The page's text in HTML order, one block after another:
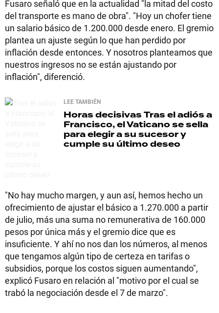
Fusaro señaló que en la actualidad "la mitad del costo
del transporte es mano de obra". "Hoy un chofer tiene
un salario básico de 1.200.000 desde enero. El gremio
plantea un ajuste según lo que han perdido por
inflación desde entonces. Y nosotros planteamos que
nuestros ingresos no se están ajustando por
inflación", diferenció.
LEE TAMBIÉN
Horas decisivas Tras el adiós a
Francisco, el Vaticano se sella
para elegir a su sucesor y
cumple su último deseo
"No hay mucho margen, y aun así, hemos hecho un
ofrecimiento de ajustar el básico a 1.270.000 a partir
de julio, más una suma no remunerativa de 160.000
pesos por única más y el gremio dice que es
insuficiente. Y ahí no nos dan los números, al menos
que tengamos algún tipo de certeza en tarifas o
subsidios, porque los costos siguen aumentando",
explicó Fusaro en relación al "motivo por el cual se
trabó la negociación desde el 7 de marzo".